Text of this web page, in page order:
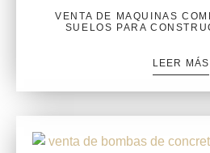
VENTA DE MAQUINAS
SUELOS PARA
LEER MÁS